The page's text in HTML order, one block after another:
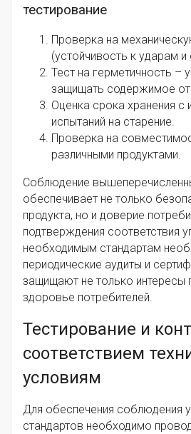
тестирование
Проверка на
(устойчивость к ударам
Тест на герметичность –
защищать содержимое
Оценка срока хранения с
испытаний на старение.
Проверка на
различными продуктами.
Соблюдение
обеспечивает не только
продукта, но и доверие
подтверждения соответствия
необходимым стандартам
периодические аудиты и
защищают не только интересы
здоровье потребителей.
Тестирование и
соответствием
условиям
Для обеспечения соблюдения
стандартов необходимо